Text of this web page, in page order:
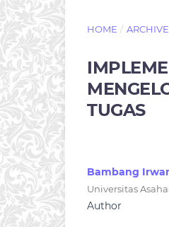
HOME /
TUGAS
Bambang
Universitas
Author